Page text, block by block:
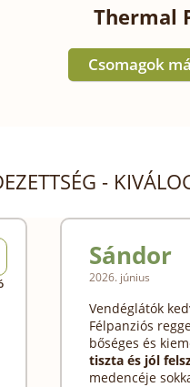
Thermal
Csomagok
-
Sándor
2026. június
Vendéglátók
Félpanziós
bőséges és
tiszta és jól
medencéje